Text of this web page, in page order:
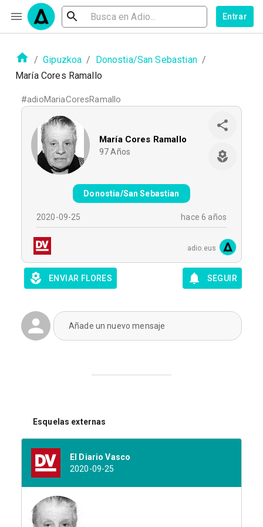
Entrar
/ Gipuzkoa / Donostia/San Sebastian /
María Cores Ramallo
#adioMariaCoresRamallo
María Cores Ramallo
97 Años
Donostia/San Sebastian
2020-09-25 hace 6 años
adio.eus
ENVIAR FLORES SEGUIR
Añade un nuevo mensaje
Esquelas externas
El Diario Vasco
2020-09-25